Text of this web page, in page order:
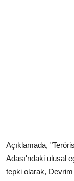
Açıklamada,
Adası'ndaki ulusal
tepki olarak,